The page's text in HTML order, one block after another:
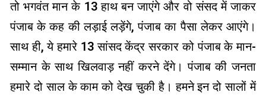
तो भगवंत मान के 13 हाथ बन जाएंगे और वो संसद में जाकर
पंजाब के कह की लड़ाई लड़ेंगे, पंजाब का पैसा लेकर आएंगे।
साथ ही, ये हमारे 13 सांसद केंद्र सरकार को पंजाब के मान-
सम्मान के साथ खिलवाड़ नहीं करने देंगे। पंजाब की जनता
हमारे दो साल के काम को देख चुकी है। हमने इन दो सालों में